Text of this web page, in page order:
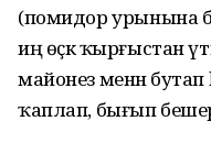
(помидор урынына
иң өҫкә ҡырғыстан
майонез менән
ҡаплап, бығып